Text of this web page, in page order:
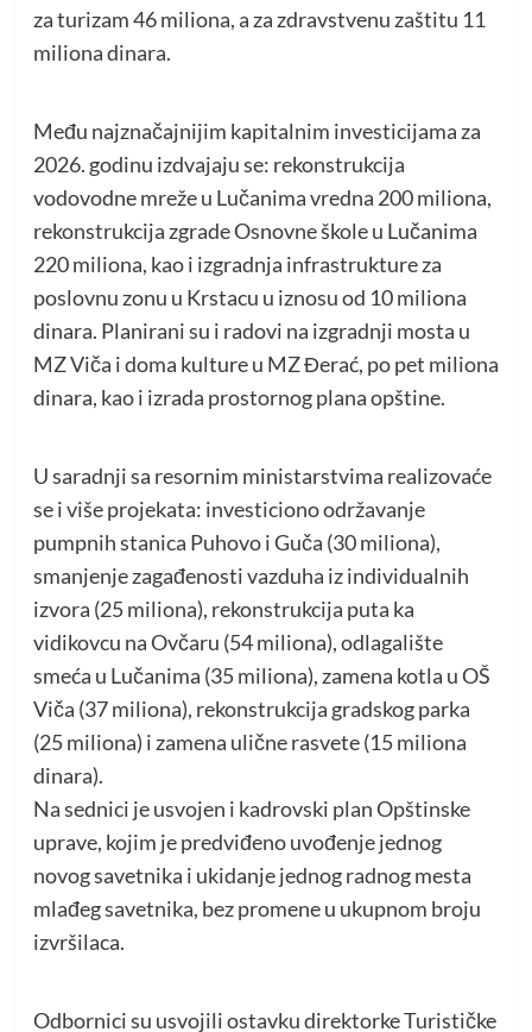
za turizam 46 miliona, a za zdravstvenu zaštitu 11
miliona dinara.
Među najznačajnijim kapitalnim investicijama za
2026. godinu izdvajaju se: rekonstrukcija
vodovodne mreže u Lučanima vredna 200 miliona,
rekonstrukcija zgrade Osnovne škole u Lučanima
220 miliona, kao i izgradnja infrastrukture za
poslovnu zonu u Krstacu u iznosu od 10 miliona
dinara. Planirani su i radovi na izgradnji mosta u
MZ Viča i doma kulture u MZ Đerać, po pet miliona
dinara, kao i izrada prostornog plana opštine.
U saradnji sa resornim ministarstvima realizovaće
se i više projekata: investiciono održavanje
pumpnih stanica Puhovo i Guča (30 miliona),
smanjenje zagađenosti vazduha iz individualnih
izvora (25 miliona), rekonstrukcija puta ka
vidikovcu na Ovčaru (54 miliona), odlagalište
smeća u Lučanima (35 miliona), zamena kotla u OŠ
Viča (37 miliona), rekonstrukcija gradskog parka
(25 miliona) i zamena ulične rasvete (15 miliona
dinara).
Na sednici je usvojen i kadrovski plan Opštinske
uprave, kojim je predviđeno uvođenje jednog
novog savetnika i ukidanje jednog radnog mesta
mlađeg savetnika, bez promene u ukupnom broju
izvršilaca.
Odbornici su usvojili ostavku direktorke Turističke